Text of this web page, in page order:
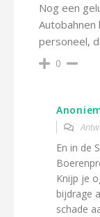
Nog een
personeel,
0
En in de
Knijp je
bijdrage
schade